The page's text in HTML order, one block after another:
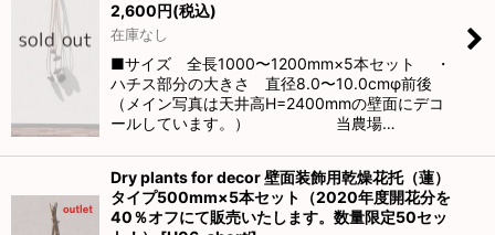
2,600円(税込)
在庫なし
■サイズ 全長1000〜1200mm×5本セット ・
ハチス部分の大きさ 直径8.0〜10.0cmφ前後
（メイン写真は天井高H=2400mmの壁面にデコ
ールしています。） 当農場…
Dry plants for decor 壁面装飾用乾燥花托（蓮）
タイプ500mm×5本セット（2020年度開花分を
40％オフにて販売いたします。数量限定50セッ